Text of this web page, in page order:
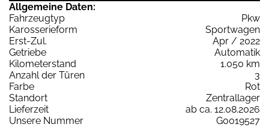
Allgemeine Daten:
Fahrzeugtyp
Pkw
Karosserieform
Sportwagen
Erst-Zul.
Apr / 2022
Getriebe
Automatik
Kilometerstand
1.050 km
Anzahl der Türen
3
Farbe
Rot
Standort
Zentrallager
Lieferzeit
ab ca. 12.08.2026
Unsere Nummer
G0019527